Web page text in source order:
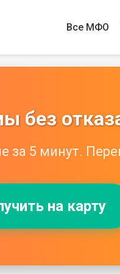
Все МФО
без
за 5 минут.
на карту